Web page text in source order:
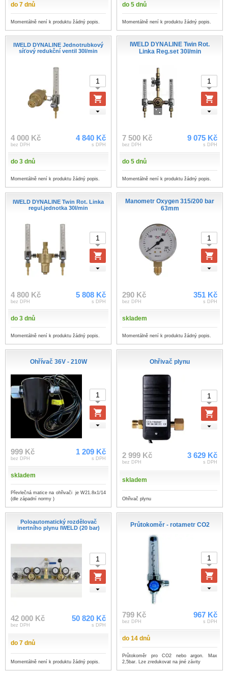
do 7 dnů
Momentálně není k produktu žádný popis.
do 5 dnů
Momentálně není k produktu žádný popis.
IWELD DYNALINE Jednotrubkový
síťový redukční ventil 30l/min
4 000 Kč
bez DPH
4 840 Kč
s DPH
do 3 dnů
Momentálně není k produktu žádný popis.
IWELD DYNALINE Twin Rot.
Linka Reg.set 30l/min
7 500 Kč
bez DPH
9 075 Kč
s DPH
do 5 dnů
Momentálně není k produktu žádný popis.
IWELD DYNALINE Twin Rot. Linka
regul.jednotka 30l/min
4 800 Kč
bez DPH
5 808 Kč
s DPH
do 3 dnů
Momentálně není k produktu žádný popis.
Manometr Oxygen 315/200 bar
63mm
290 Kč
bez DPH
351 Kč
s DPH
skladem
Momentálně není k produktu žádný popis.
Ohřívač 36V - 210W
999 Kč
bez DPH
1 209 Kč
s DPH
skladem
Převlečná matice na ohřivači je W21.8x1/14
(dle západní normy )
Ohřivač plynu
2 999 Kč
bez DPH
3 629 Kč
s DPH
skladem
Ohřivač plynu
Poloautomatický rozdělovač
inertního plynu IWELD (20 bar)
42 000 Kč
bez DPH
50 820 Kč
s DPH
do 7 dnů
Momentálně není k produktu žádný popis.
Průtokoměr - rotametr CO2
799 Kč
bez DPH
967 Kč
s DPH
do 14 dnů
Průtokoměr pro CO2 nebo argon. Max
2,5bar. Lze zredukovat na jiné závity